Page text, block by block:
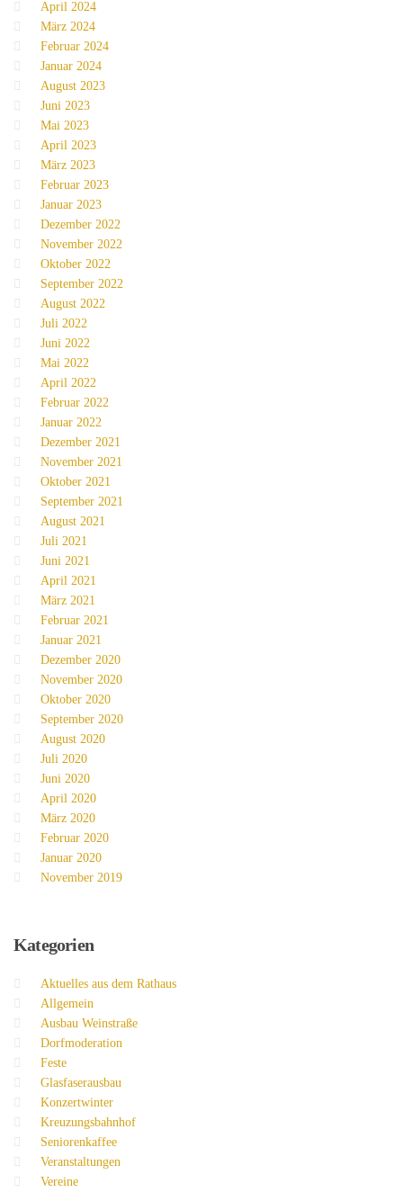
April 2024
März 2024
Februar 2024
Januar 2024
August 2023
Juni 2023
Mai 2023
April 2023
März 2023
Februar 2023
Januar 2023
Dezember 2022
November 2022
Oktober 2022
September 2022
August 2022
Juli 2022
Juni 2022
Mai 2022
April 2022
Februar 2022
Januar 2022
Dezember 2021
November 2021
Oktober 2021
September 2021
August 2021
Juli 2021
Juni 2021
April 2021
März 2021
Februar 2021
Januar 2021
Dezember 2020
November 2020
Oktober 2020
September 2020
August 2020
Juli 2020
Juni 2020
April 2020
März 2020
Februar 2020
Januar 2020
November 2019
Kategorien
Aktuelles aus dem Rathaus
Allgemein
Ausbau Weinstraße
Dorfmoderation
Feste
Glasfaserausbau
Konzertwinter
Kreuzungsbahnhof
Seniorenkaffee
Veranstaltungen
Vereine